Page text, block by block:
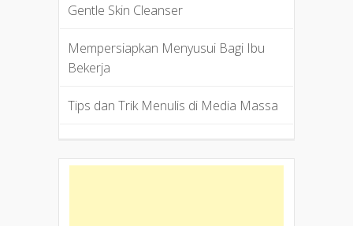
Gentle Skin Cleanser
Mempersiapkan Menyusui Bagi Ibu
Bekerja
Tips dan Trik Menulis di Media Massa